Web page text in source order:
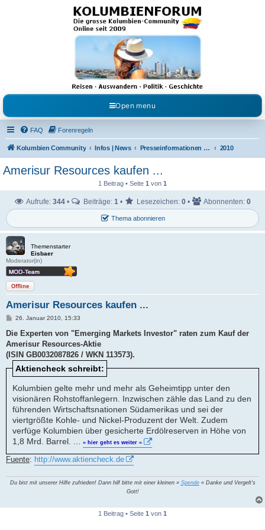
Kolumbienforum - Das
grosse Forum der
Freunde Kolumbiens
Reisen, Auswandern, Kultur, Politik, Geschichte und Visum in Kolumbien und Venezuela.
Austausch, Erfahrungen und Gemeinschaft im Kolumbienforum
Open menu
FAQ Forenregeln
Kolumbien Community Infos | News Presseinformationen & Neuigkeiten 2010
Amerisur Resources kaufen ...
1 Beitrag • Seite 1 von 1
Thema abonnieren
Aufrufe: 344 • Beiträge: 1 • Lesezeichen: 0 • Abonnenten: 0
Themenstarter
Eisbaer
Moderator(in)
Offline
Amerisur Resources kaufen ...
B
i
r
a
g
26. Januar 2010, 15:33
Die Experten von "Emerging Markets Investor" raten zum Kauf der
Amerisur Resources-Aktie
(ISIN GB0032087826 / WKN 113573).
Aktiencheck schreibt:
Kolumbien gelte mehr und mehr als Geheimtipp unter den
visionären Rohstoffanlegern. Inzwischen zähle das Land zu den
führenden Wirtschaftsnationen Südamerikas und sei der
viertgrößte Kohle- und Nickel-Produzent der Welt. Zudem
verfüge Kolumbien über gesicherte Erdölreserven in Höhe von
1,8 Mrd. Barrel. ...
» hier geht es weiter «
Fuente: http://www.aktiencheck.de
Du bist mit unserer Hilfe zufrieden! Dann hilf bitte mit einer kleinen » Spende« Danke und Vergelt's
Gott!
1 Beitrag • Seite 1 von 1